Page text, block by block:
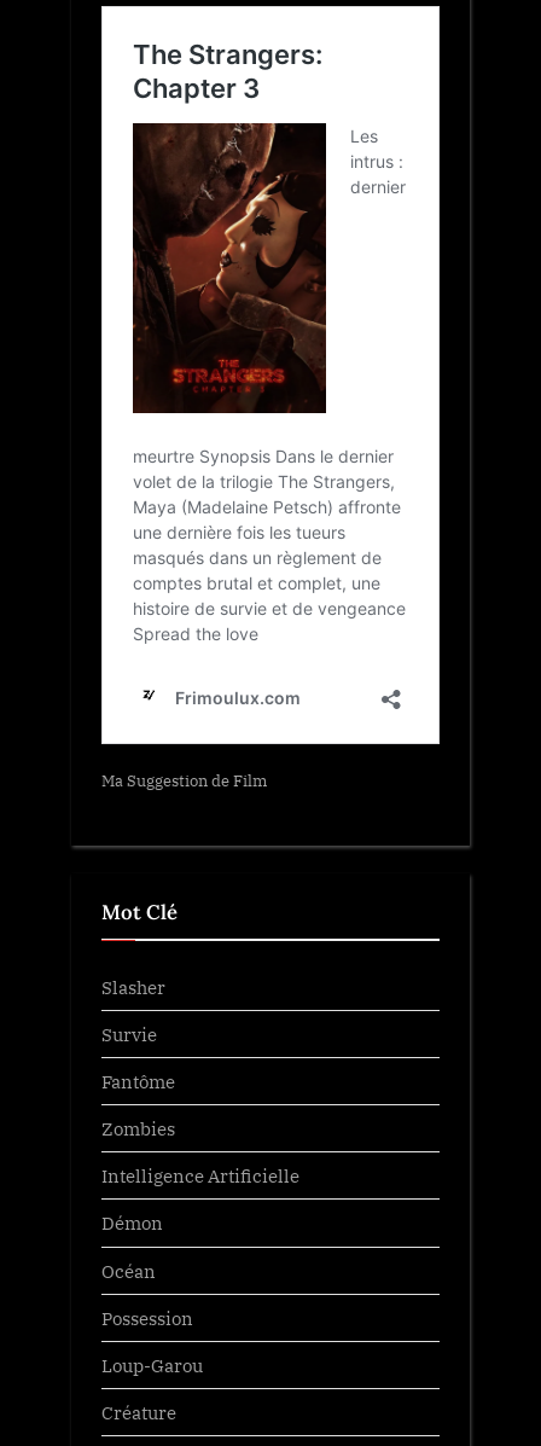
Ma Suggestion de Film
Mot Clé
Slasher
Survie
Fantôme
Zombies
Intelligence Artificielle
Démon
Océan
Possession
Loup-Garou
Créature